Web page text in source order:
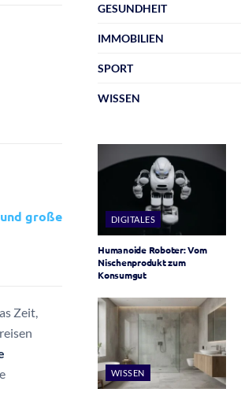
große
Zeit,
GESUNDHEIT
IMMOBILIEN
SPORT
WISSEN
DIGITALES
Humanoide Roboter: Vom
Nischenprodukt zum
Konsumgut
WISSEN